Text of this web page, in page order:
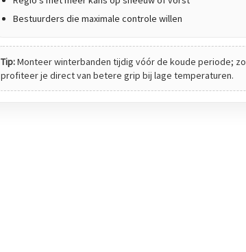
Bestuurders die maximale controle willen
Tip:Monteer winterbanden tijdig vóór de koude periode; zo
profiteer je direct van betere grip bij lage temperaturen.